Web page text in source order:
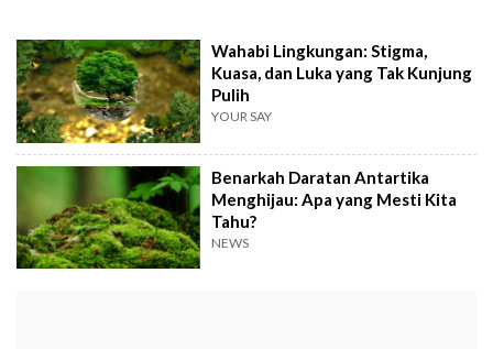
Wahabi Lingkungan: Stigma,
Kuasa, dan Luka yang Tak Kunjung
Pulih
YOUR SAY
Benarkah Daratan Antartika
Menghijau: Apa yang Mesti Kita
Tahu?
NEWS